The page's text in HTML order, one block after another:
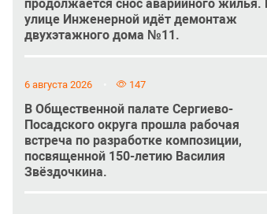
продолжается снос аварийного жилья.
улице Инженерной идёт демонтаж
двухэтажного дома №11.
6 августа 2026 147
В Общественной палате Сергиево-
Посадского округа прошла рабочая
встреча по разработке композиции,
посвященной 150-летию Василия
Звёздочкина.